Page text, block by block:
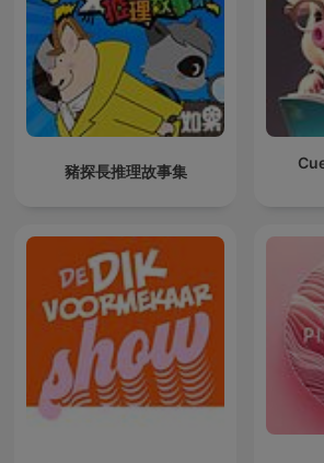
豬探長推理故事集